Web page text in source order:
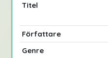
Titel
Författare
Genre